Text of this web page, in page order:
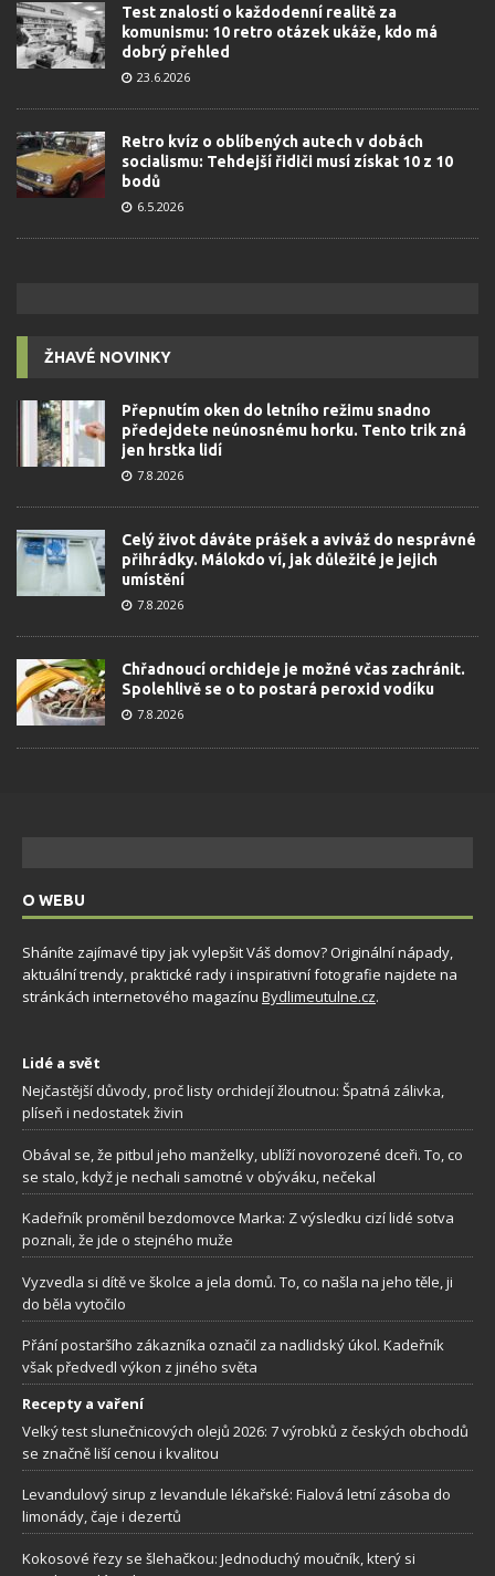
Test znalostí o každodenní realitě za
komunismu: 10 retro otázek ukáže, kdo má
dobrý přehled
23.6.2026
Retro kvíz o oblíbených autech v dobách
socialismu: Tehdejší řidiči musí získat 10 z 10
bodů
6.5.2026
ŽHAVÉ NOVINKY
Přepnutím oken do letního režimu snadno
předejdete neúnosnému horku. Tento trik zná
jen hrstka lidí
7.8.2026
Celý život dáváte prášek a aviváž do nesprávné
přihrádky. Málokdo ví, jak důležité je jejich
umístění
7.8.2026
Chřadnoucí orchideje je možné včas zachránit.
Spolehlivě se o to postará peroxid vodíku
7.8.2026
O WEBU
Sháníte zajímavé tipy jak vylepšit Váš domov? Originální nápady,
aktuální trendy, praktické rady i inspirativní fotografie najdete na
stránkách internetového magazínu Bydlimeutulne.cz.
Lidé a svět
Nejčastější důvody, proč listy orchidejí žloutnou: Špatná zálivka,
plíseň i nedostatek živin
Obával se, že pitbul jeho manželky, ublíží novorozené dceři. To, co
se stalo, když je nechali samotné v obýváku, nečekal
Kadeřník proměnil bezdomovce Marka: Z výsledku cizí lidé sotva
poznali, že jde o stejného muže
Vyzvedla si dítě ve školce a jela domů. To, co našla na jeho těle, ji
do běla vytočilo
Přání postaršího zákazníka označil za nadlidský úkol. Kadeřník
však předvedl výkon z jiného světa
Recepty a vaření
Velký test slunečnicových olejů 2026: 7 výrobků z českých obchodů
se značně liší cenou i kvalitou
Levandulový sirup z levandule lékařské: Fialová letní zásoba do
limonády, čaje i dezertů
Kokosové řezy se šlehačkou: Jednoduchý moučník, který si